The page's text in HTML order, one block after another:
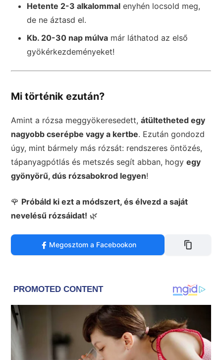
Hetente 2-3 alkalommal enyhén locsold meg,
de ne áztasd el.
Kb. 20-30 nap múlva már láthatod az első
gyökérkezdeményeket!
Mi történik ezután?
Amint a rózsa meggyökeresedett,átültetheted egy
nagyobb cserépbe vagy a kertbe. Ezután gondozd
úgy, mint bármely más rózsát: rendszeres öntözés,
tápanyagpótlás és metszés segít abban, hogyegy
gyönyörű, dús rózsabokrod legyen!
🌹 Próbáld ki ezt a módszert, és élvezd a saját
nevelésű rózsáidat! 🌿
Megosztom a Facebookon